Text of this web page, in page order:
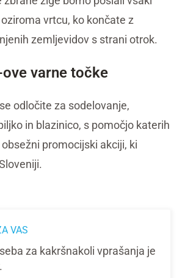
vrtcu, ko končate z
zemljevidov s strani otrok.
ove varne točke
odločite za sodelovanje,
in blazinico, s pomočjo katerih
promocijski akciji, ki
VAS
za kakršnakoli vprašanja je